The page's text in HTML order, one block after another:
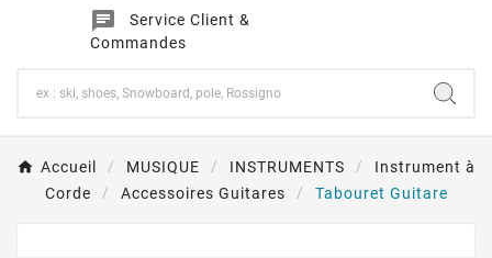
chat
Service Client &
Commandes
Accueil MUSIQUE INSTRUMENTS
Instrument à
Corde
Accessoires Guitares Tabouret Guitare